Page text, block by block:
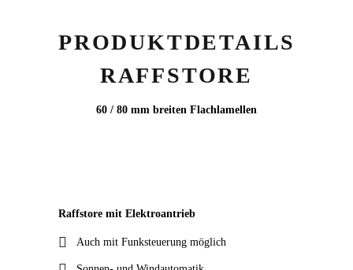
PRODUKTDETAILS
RAFFSTORE
60 / 80 mm breiten Flachlamellen
Raffstore mit Elektroantrieb
Auch mit Funksteuerung möglich